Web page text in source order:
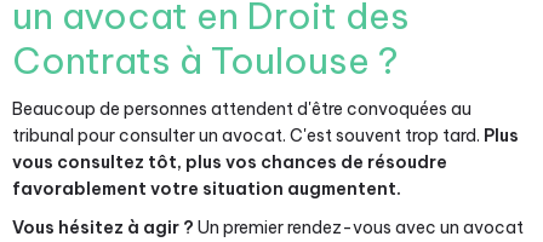
un avocat en Droit des
Contrats à Toulouse ?
Beaucoup de personnes attendent d'être convoquées au
tribunal pour consulter un avocat. C'est souvent trop tard. Plus
vous consultez tôt, plus vos chances de résoudre
favorablement votre situation augmentent.
Vous hésitez à agir ? Un premier rendez-vous avec un avocat